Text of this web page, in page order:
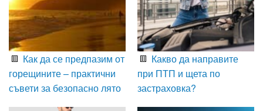
Как да се предпазим от
горещините – практични
съвети за безопасно лято
Какво да направите
при ПТП и щета по
застраховка?